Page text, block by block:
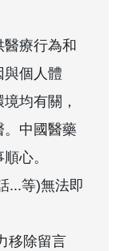
療行為和
與個人體
均有關，
。中國醫藥
心。
...等)無法即
移除留言